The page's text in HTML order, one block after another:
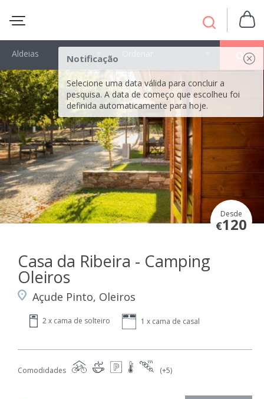
Notificação
Selecione uma data válida para concluir a
pesquisa. A data de começo que escolheu foi
definida automaticamente para hoje.
OK
Aldeias
Desde
€120
Casa da Ribeira - Camping
Oleiros
Açude Pinto, Oleiros
2 x cama de solteiro 1 x cama de casal
Comodidades (+5)